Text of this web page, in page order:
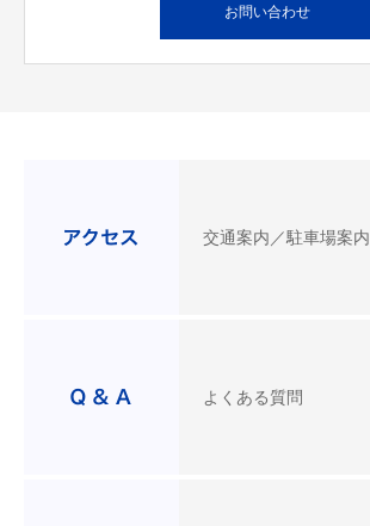
お問い合わせ
交通案内／駐車場案内
よくある質問